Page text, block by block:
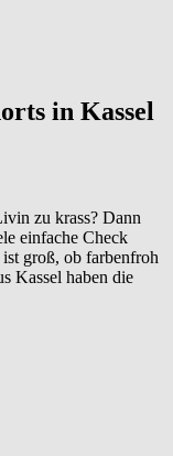
in Kassel
zu krass? Dann
einfache Check
groß, ob farbenfroh
Kassel haben die